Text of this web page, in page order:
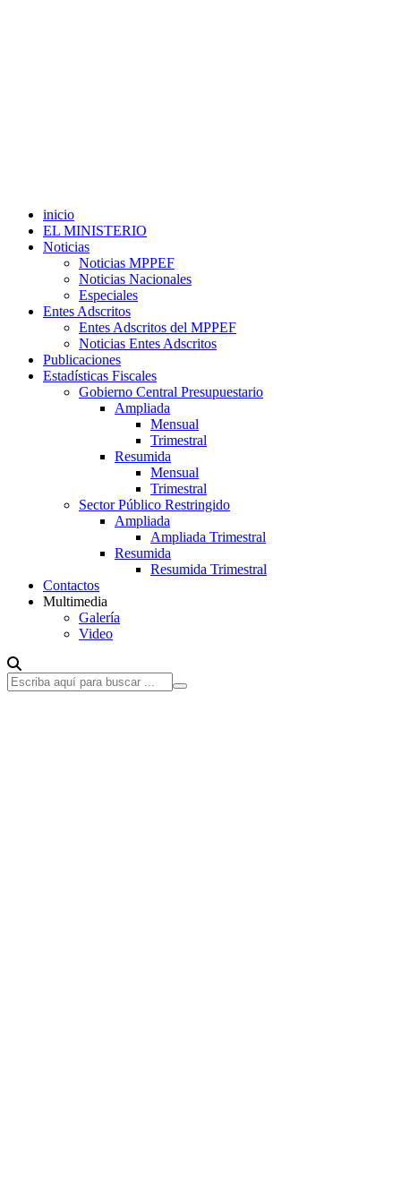
inicio
EL MINISTERIO
Noticias
Noticias MPPEF
Noticias Nacionales
Especiales
Entes Adscritos
Entes Adscritos del MPPEF
Noticias Entes Adscritos
Publicaciones
Estadísticas Fiscales
Gobierno Central Presupuestario
Ampliada
Mensual
Trimestral
Resumida
Mensual
Trimestral
Sector Público Restringido
Ampliada
Ampliada Trimestral
Resumida
Resumida Trimestral
Contactos
Multimedia
Galería
Video